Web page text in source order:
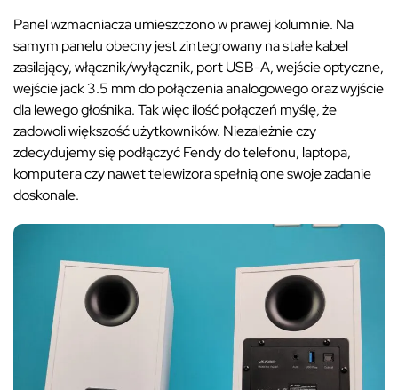
Panel wzmacniacza umieszczono w prawej kolumnie. Na
samym panelu obecny jest zintegrowany na stałe kabel
zasilający, włącznik/wyłącznik, port USB-A, wejście optyczne,
wejście jack 3.5 mm do połączenia analogowego oraz wyjście
dla lewego głośnika. Tak więc ilość połączeń myślę, że
zadowoli większość użytkowników. Niezależnie czy
zdecydujemy się podłączyć Fendy do telefonu, laptopa,
komputera czy nawet telewizora spełnią one swoje zadanie
doskonale.